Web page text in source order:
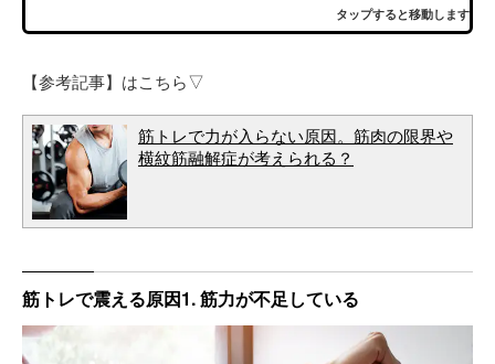
タップすると移動します
【参考記事】はこちら▽
筋トレで力が入らない原因。筋肉の限界や
横紋筋融解症が考えられる？
筋トレで震える原因1. 筋力が不足している